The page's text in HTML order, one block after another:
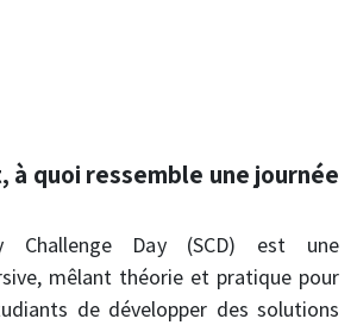
à quoi ressemble une journée
Challenge Day (SCD) est une
mêlant théorie et pratique pour
de développer des solutions